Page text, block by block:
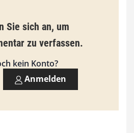
Sie sich an, um
zu verfassen.
kein Konto?
Anmelden